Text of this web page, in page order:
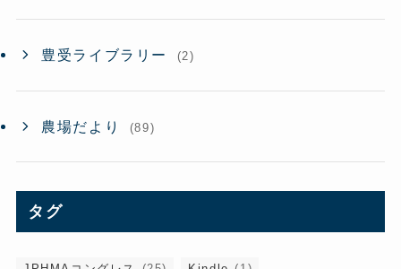
豊受ライブラリー (2)
農場だより (89)
タグ